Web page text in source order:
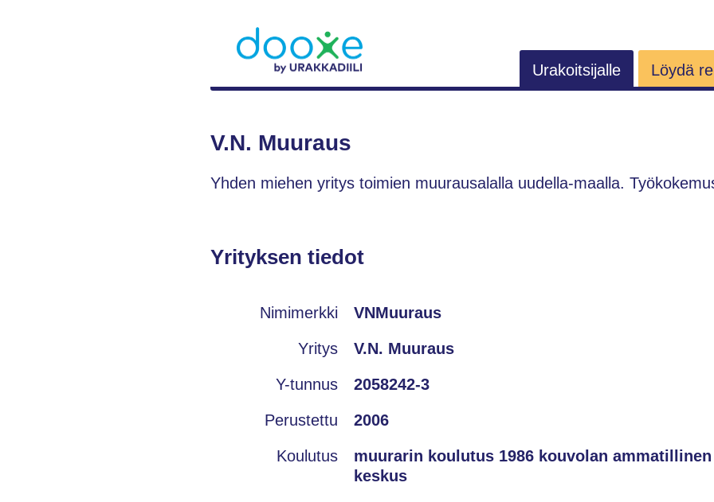
Urakoitsijalle Löydä
V.N. Muuraus
Yhden miehen yritys toimien muurausalalla uudella-maalla.
Yrityksen tiedot
Nimimerkki VNMuuraus
Yritys V.N. Muuraus
Y-tunnus 2058242-3
Perustettu 2006
Koulutus
muurarin koulutus 1986 kouvolan
keskus